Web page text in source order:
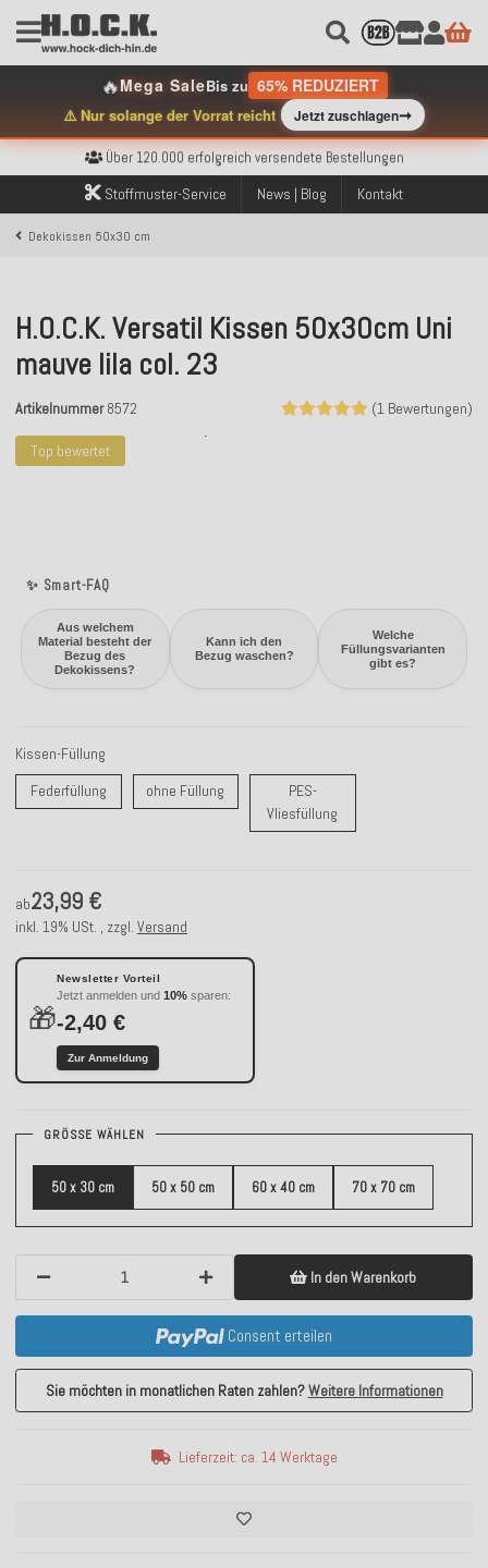
🔥Mega SaleBis zu 65% REDUZIERT
⚠️ Nur solange der Vorrat reicht Jetzt zuschlagen➞
Kostenloser Versand innerhalb Deutschlands ab 99€ Bestellwert
Über 120.000 erfolgreich versendete Bestellungen
Sicher bezahlen mit Klarna, PayPal & Amazon Pay
Kostenloser Versand innerhalb Deutschlands ab 99€ Bestellwert
Über 120.000 erfolgreich versendete Bestellungen
Sicher bezahlen mit Klarna, PayPal & Amazon Pay
Stoffmuster-Service News | Blog Kontakt
Dekokissen 50x30 cm
Top bewertet
✨ Smart-FAQ
Aus welchem
Material besteht der
Bezug des
Dekokissens?
Kann ich den
Bezug waschen?
Welche
Füllungsvarianten
gibt es?
H.O.C.K. Versatil Kissen 50x30cm Uni
mauve lila col. 23
(1 Bewertungen)
Artikelnummer 8572
Kissen-Füllung
FederfüllungFederfüllungohne Füllung ohne FüllungPES-
Vliesfüllung
ab23,99 €
inkl. 19% USt. , zzgl. Versand
🎁
Newsletter Vorteil
Jetzt anmelden und 10% sparen:
-2,40 €
Zur Anmeldung
GRÖSSE WÄHLEN
50 x 30 cm 50 x 50 cm 60 x 40 cm 70 x 70 cm
In den Warenkorb
Consent erteilen
Sie möchten in monatlichen Raten zahlen?Weitere Informationen
Lieferzeit: ca. 14 Werktage